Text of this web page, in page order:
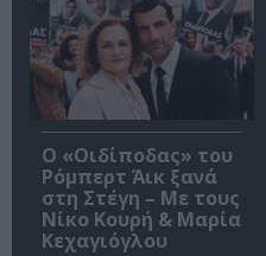
O «Οιδίποδας» του
Ρόμπερτ Άικ ξανά
στη Στέγη – Με τους
Νίκο Κουρή & Μαρία
Κεχαγιόγλου